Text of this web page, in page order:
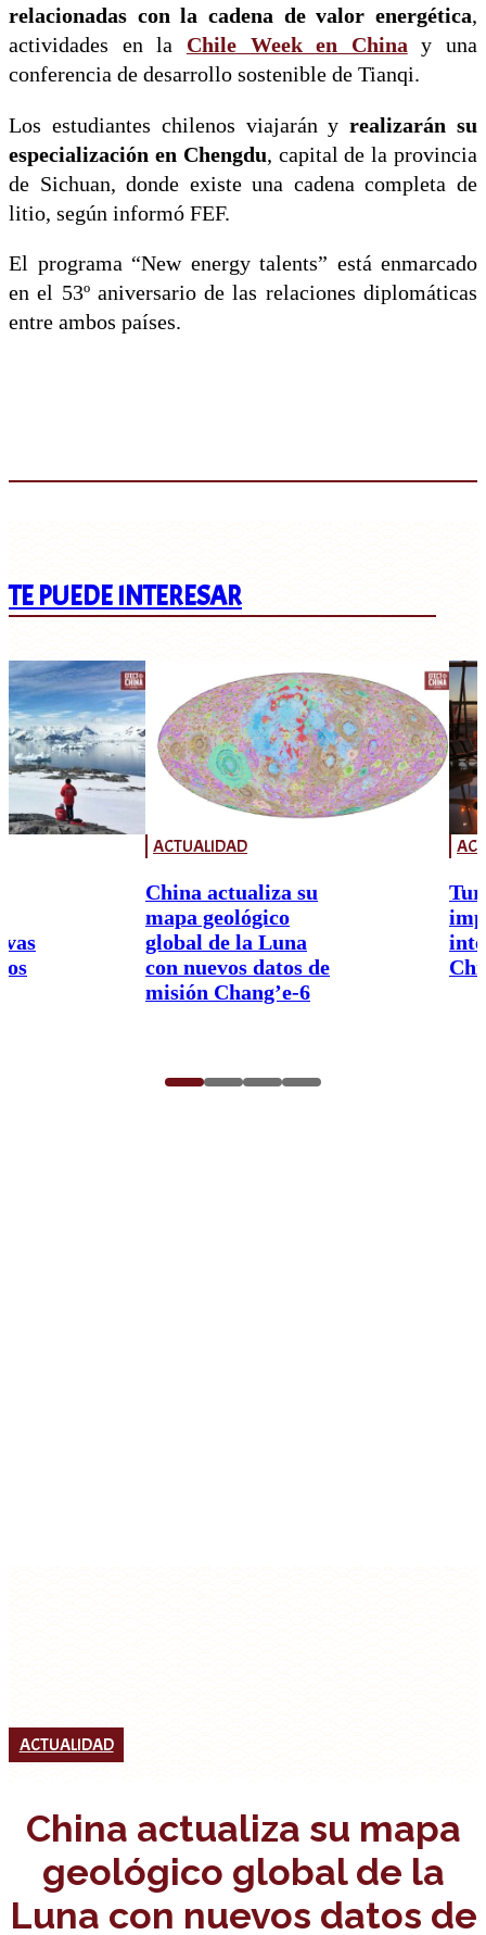
relacionadas con la cadena de valor energética,
actividades en la Chile Week en China y una
conferencia de desarrollo sostenible de Tianqi.
Los estudiantes chilenos viajarán yrealizarán su
especialización en Chengdu, capital de la provincia
de Sichuan, donde existe una cadena completa de
litio, según informó FEF.
El programa “New energy talents” está enmarcado
en el 53º aniversario de las relaciones diplomáticas
entre ambos países.
TE PUEDE INTERESAR
ACTUALIDAD
China actualiza su
mapa geológico
global de la Luna
con nuevos datos de
misión Chang’e-6
ACTUALIDAD
China actualiza su mapa
geológico global de la
Luna con nuevos datos de